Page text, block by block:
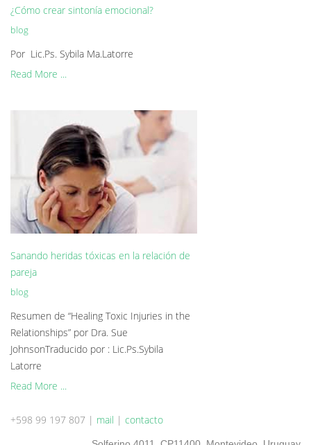
¿Cómo crear sintonía emocional?
blog
Por Lic.Ps. Sybila Ma.Latorre
Read More ...
Sanando heridas tóxicas en la relación de
pareja
blog
Resumen de “Healing Toxic Injuries in the
Relationships” por Dra. Sue
JohnsonTraducido por : Lic.Ps.Sybila
Latorre
Read More ...
+598 99 197 807 | mail | contacto